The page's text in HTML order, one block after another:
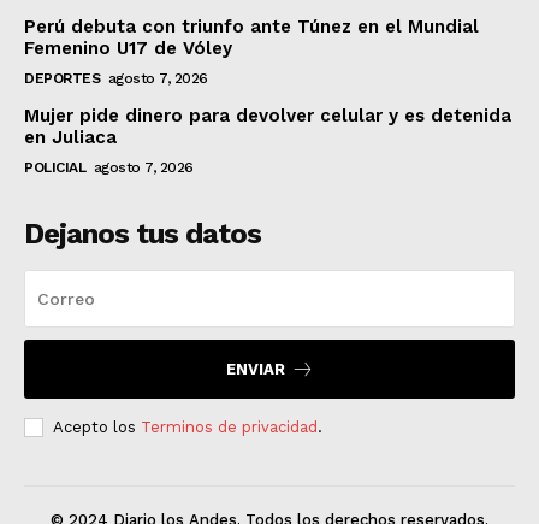
Perú debuta con triunfo ante Túnez en el Mundial
Femenino U17 de Vóley
DEPORTES agosto 7, 2026
Mujer pide dinero para devolver celular y es detenida
en Juliaca
POLICIAL agosto 7, 2026
Dejanos tus datos
ENVIAR
Acepto los Terminos de privacidad .
© 2024 Diario los Andes. Todos los derechos reservados.